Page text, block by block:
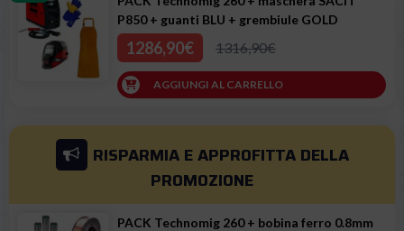
P850 + guanti BLU + grembiule GOLD
1316,90€
1286,90€
AGGIUNGI AL CARRELLO
RISPARMIA E APPROFITTA DELLA
PROMOZIONE
PACK Technomig 260 + bobina ferro 0.8mm